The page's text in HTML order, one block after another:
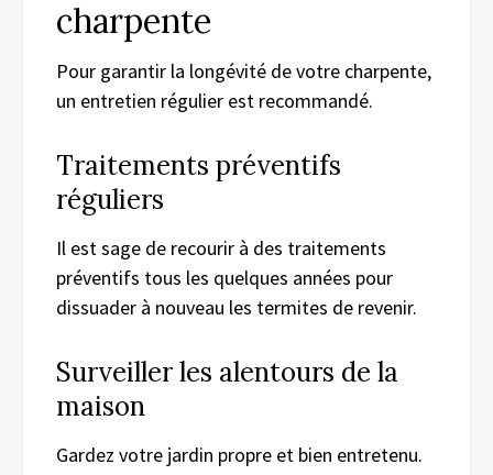
charpente
Pour garantir la longévité de votre charpente,
un entretien régulier est recommandé.
Traitements préventifs
réguliers
Il est sage de recourir à des traitements
préventifs tous les quelques années pour
dissuader à nouveau les termites de revenir.
Surveiller les alentours de la
maison
Gardez votre jardin propre et bien entretenu.